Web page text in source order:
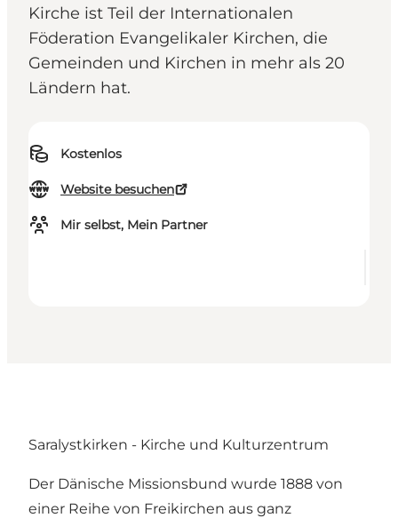
Kirche ist Teil der Internationalen
Föderation Evangelikaler Kirchen, die
Gemeinden und Kirchen in mehr als 20
Ländern hat.
Kostenlos
Website besuchen
Mir selbst, Mein Partner
Saralystkirken - Kirche und Kulturzentrum
Der Dänische Missionsbund wurde 1888 von
einer Reihe von Freikirchen aus ganz